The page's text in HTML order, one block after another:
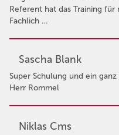
Referent hat das Training für
Fachlich …
Sascha Blank
Super Schulung und ein
Herr Rommel
Niklas Cms